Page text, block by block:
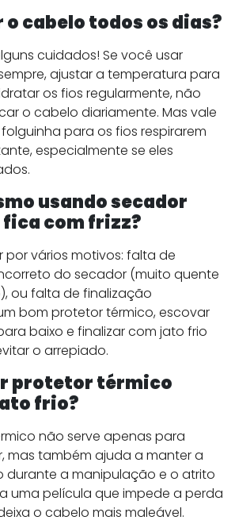
o cabelo todos os dias?
cuidados! Se você usar
ajustar a temperatura para
os fios regularmente, não
o cabelo diariamente. Mas vale
para os fios respirarem
especialmente se eles
usando secador
fica com frizz?
por vários motivos: falta de
do secador (muito quente
ou falta de finalização
bom protetor térmico, escovar
baixo e finalizar com jato frio
o arrepiado.
protetor térmico
frio?
não serve apenas para
mas também ajuda a manter a
durante a manipulação e o atrito
uma película que impede a perda
o cabelo mais maleável.